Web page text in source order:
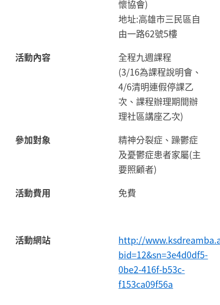
懷協會)
地址:高雄市三民區自
由一路62號5樓
活動內容
全程九週課程
(3/16為課程說明會、
4/6清明連假停課乙
次、課程辦理期間辦
理社區講座乙次)
參加對象
精神分裂症、躁鬱症
及憂鬱症患者家屬(主
要照顧者)
活動費用
免費
活動網站
http://
bid=12&sn=3e4d0df5-
0be2-416f-b53c-
f153ca09f56a